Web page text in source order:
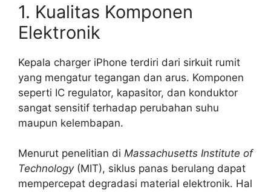
1. Kualitas Komponen
Elektronik
Kepala charger iPhone terdiri dari sirkuit rumit
yang mengatur tegangan dan arus. Komponen
seperti IC regulator, kapasitor, dan konduktor
sangat sensitif terhadap perubahan suhu
maupun kelembapan.
Menurut penelitian di Massachusetts Institute of
Technology(MIT), siklus panas berulang dapat
mempercepat degradasi material elektronik. Hal